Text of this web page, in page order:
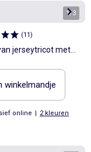
1/3
(11)
jerseytricot met
World'-print
winkelmandje
online | 2 kleuren